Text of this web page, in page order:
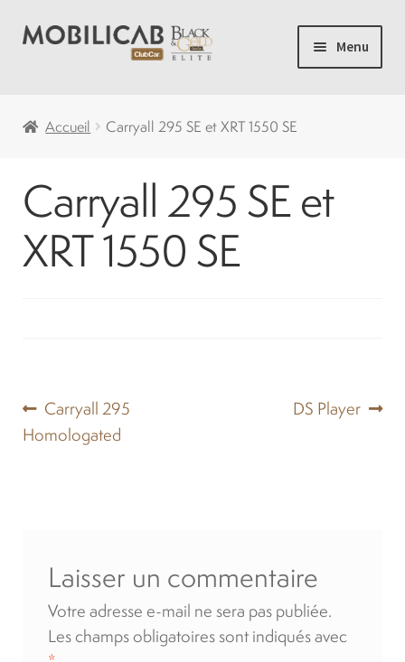
Aller
Aller
Menu
Voiturette de Golf
Voiturettes Neuves
Location
Carrières
Accueil Carryall 295 SE et XRT 1550 SE
Carryall 295 SE et
XRT 1550 SE
Navigation
de
Article
précédent :
Carryall 295
Homologated
Article
DS Player
Laisser un commentaire
Votre adresse e-mail ne sera pas publiée.
Les champs obligatoires sont indiqués avec